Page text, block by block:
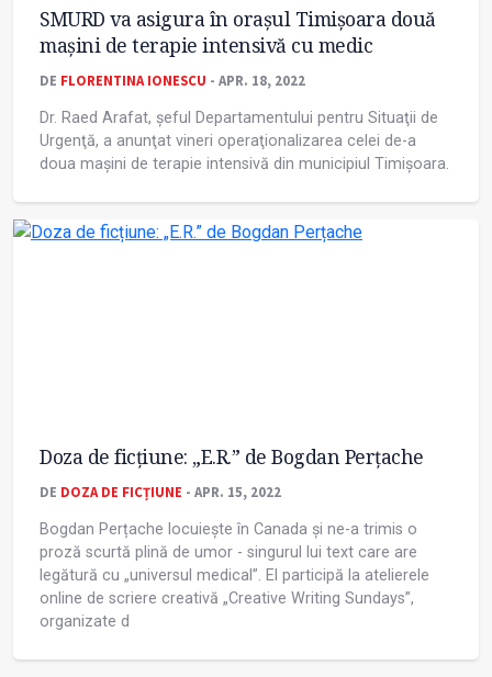
SMURD va asigura în orașul Timişoara două
maşini de terapie intensivă cu medic
DE FLORENTINA IONESCU - APR. 18, 2022
Dr. Raed Arafat, șeful Departamentului pentru Situaţii de
Urgenţă, a anunţat vineri operaţionalizarea celei de-a
doua maşini de terapie intensivă din municipiul Timișoara.
Doza de ficțiune: „E.R.” de Bogdan Perțache
DE DOZA DE FICȚIUNE - APR. 15, 2022
Bogdan Perțache locuiește în Canada și ne-a trimis o
proză scurtă plină de umor - singurul lui text care are
legătură cu „universul medical”. El participă la atelierele
online de scriere creativă „Creative Writing Sundays”,
organizate d